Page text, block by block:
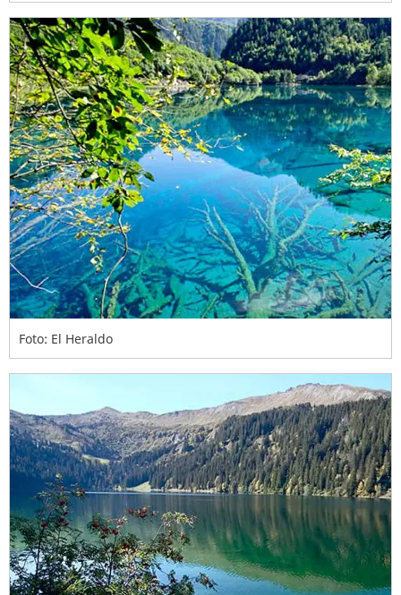
Foto: El Heraldo